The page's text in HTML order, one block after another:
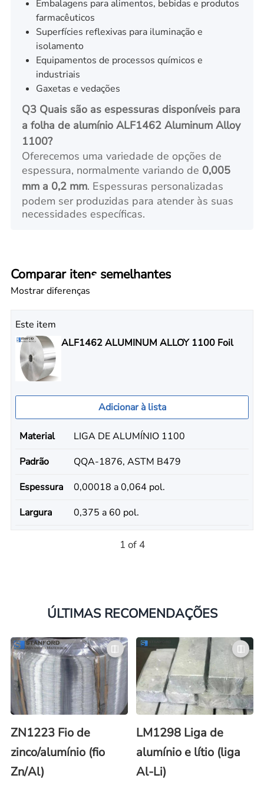
Embalagens para alimentos, bebidas e produtos
farmacêuticos
Superfícies reflexivas para iluminação e
isolamento
Equipamentos de processos químicos e
industriais
Gaxetas e vedações
Q3 Quais são as espessuras disponíveis para
a folha de alumínio ALF1462 Aluminum Alloy
1100?
Oferecemos uma variedade de opções de
espessura, normalmente variando de 0,005
mm a 0,2 mm. Espessuras personalizadas
podem ser produzidas para atender às suas
necessidades específicas.
Comparar itens semelhantes
Mostrar diferenças
Este item
ALF1462 ALUMINUM ALLOY 1100 Foil
Adicionar à lista
Material
LIGA DE ALUMÍNIO 1100
Padrão
QQA-1876, ASTM B479
Espessura
0,00018 a 0,064 pol.
Largura
0,375 a 60 pol.
1 of 4
ÚLTIMAS RECOMENDAÇÕES
ZN1223 Fio de
zinco/alumínio (fio
Zn/Al)
LM1298 Liga de
alumínio e lítio (liga
Al-Li)